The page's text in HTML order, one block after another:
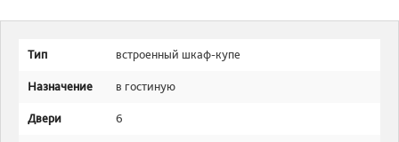
Тип встроенный шкаф-купе
Назначение в гостиную
Двери 6